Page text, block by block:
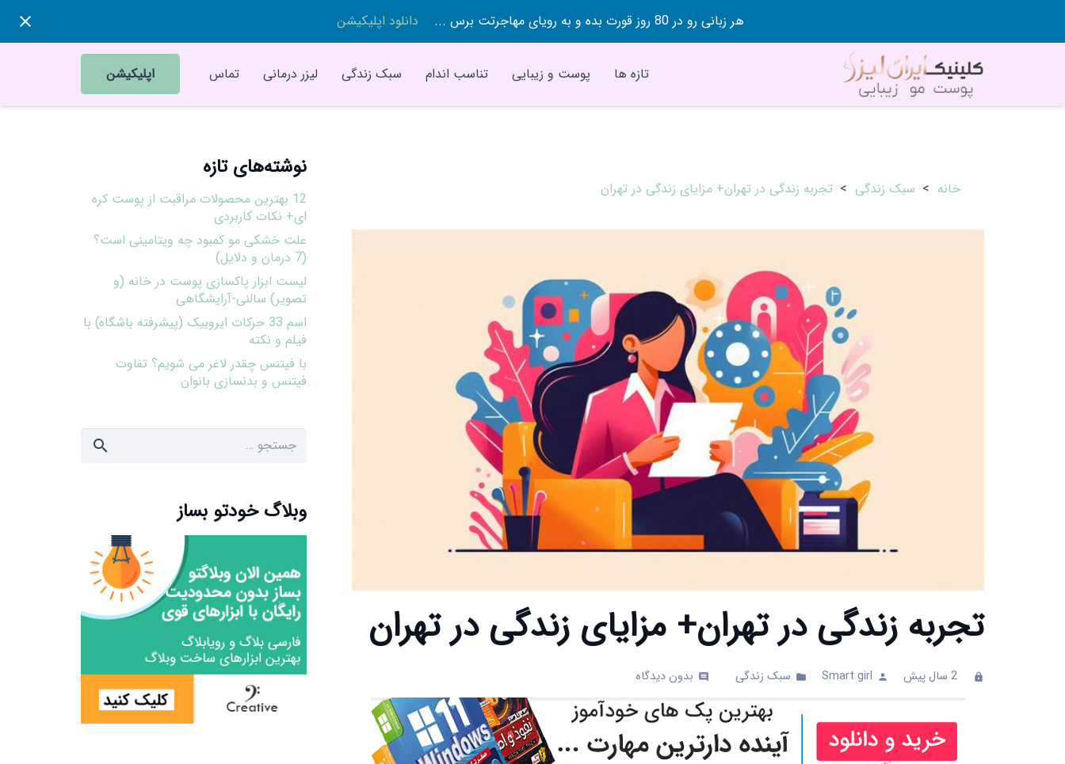
هر زبانی رو در 80 روز قورت بده و به رویای مهاجرتت برس ... دانلود اپلیکیشن
تازه ها پوست و زیبایی تناسب اندام سبک زندگی لیزر درمانی تماس اپلیکیشن
خانه > سبک زندگی > تجربه زندگی در تهران+ مزایای زندگی در تهران
تجربه زندگی در تهران+ مزایای زندگی در تهران
clock 2 سال پیش person
Smart girl
folder سبک زندگی comments بدون دیدگاه
نوشته‌های تازه
12 بهترین محصولات مراقبت از پوست کره
ای+ نکات کاربردی
علت خشکی مو کمبود چه ویتامینی است؟
(7 درمان و دلایل)
لیست ابزار پاکسازی پوست در خانه (و
تصویر) سالنی-آرایشگاهی
اسم 33 حرکات ایروبیک (پیشرفته باشگاه) با
فیلم و نکته
با فیتنس چقدر لاغر می شویم؟ تفاوت
فیتنس و بدنسازی بانوان
جستجو
وبلاگ خودتو بساز